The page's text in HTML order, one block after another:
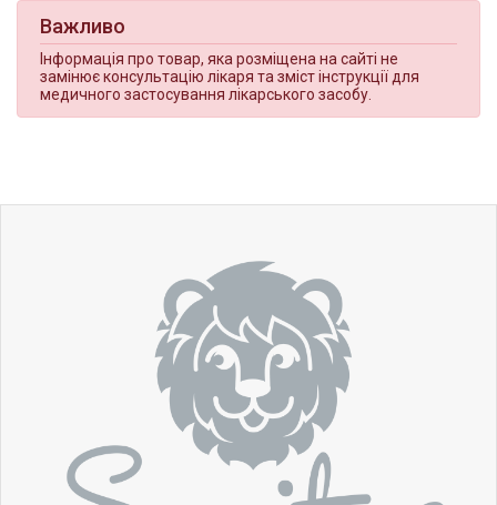
Важливо
Інформація про товар, яка розміщена на сайті не
замінює консультацію лікаря та зміст інструкції для
медичного застосування лікарського засобу.